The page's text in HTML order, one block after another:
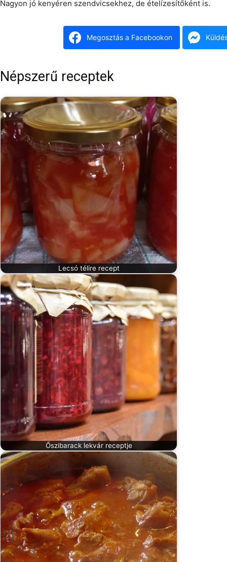
Nagyon jó kenyéren szendvicsekhez, de ételízesítőként is.
Megosztás a Facebookon
Népszerű receptek
Lecsó télire recept
Őszibarack lekvár receptje